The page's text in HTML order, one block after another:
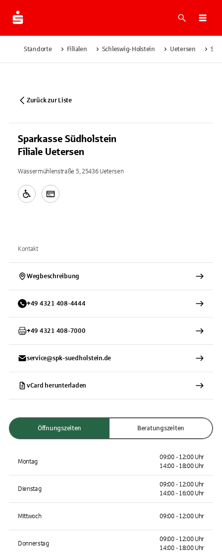
Suche
Standorte Filialen Schleswig-Holstein Uetersen
Zurück zur Liste
Sparkasse Südholstein
Filiale Uetersen
Wassermühlenstraße 5, 25436 Uetersen
Kontakt
Wegbeschreibung
+49 4321 408-4444
+49 4321 408-7000
service@spk-suedholstein.de
vCard herunterladen
Öffnungszeiten Beratungszeiten
Montag
09:00 - 12:00 Uhr
14:00 - 18:00 Uhr
Dienstag
09:00 - 12:00 Uhr
14:00 - 16:00 Uhr
Mittwoch 09:00 - 12:00 Uhr
Donnerstag
09:00 - 12:00 Uhr
14:00 - 18:00 Uhr